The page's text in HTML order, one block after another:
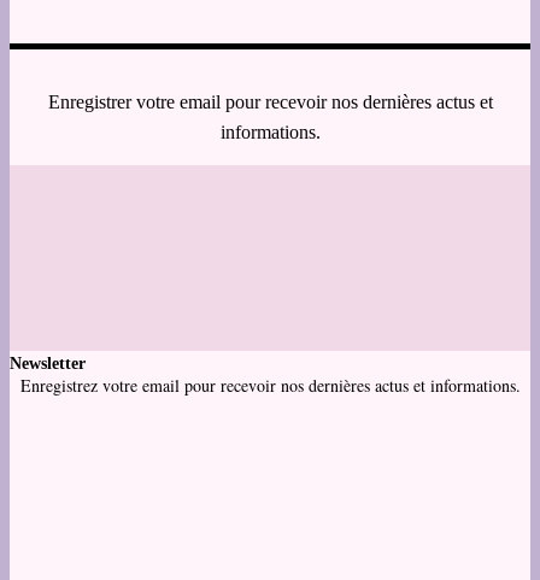
Enregistrer votre email pour recevoir nos dernières actus et
informations.
Newsletter
Enregistrez votre email pour recevoir nos dernières actus et informations.